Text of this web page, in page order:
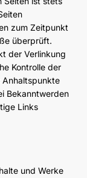
zum Zeitpunkt
überprüft.
der Verlinkung
Kontrolle der
Anhaltspunkte
Bekanntwerden
Links
und Werke